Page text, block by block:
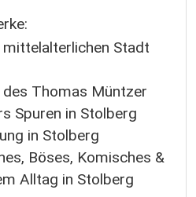
Stadt
des Thomas Müntzer
Spuren in Stolberg
in Stolberg
Böses, Komisches &
Alltag in Stolberg